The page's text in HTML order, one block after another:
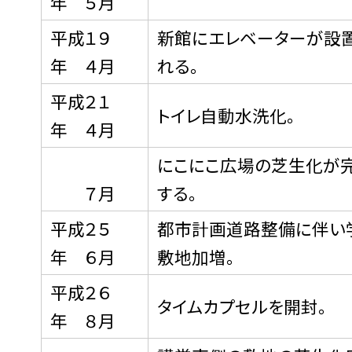
平成１９
年 ４月
新館にエレベーターが設
れる。
平成２１
年 ４月
トイレ自動水洗化。
７月
にこにこ広場の芝生化が
する。
平成２５
年 ６月
都市計画道路整備に伴い
敷地加増。
平成２６
年 ８月
タイムカプセルを開封。